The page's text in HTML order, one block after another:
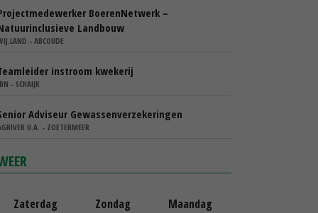
BoerenNetwerk –
Landbouw
- ABCOUDE
instroom kwekerij
- SCHAIJK
Adviseur Gewassenverzekeringen
U.A. - ZOETERMEER
Zaterdag Zondag Maandag